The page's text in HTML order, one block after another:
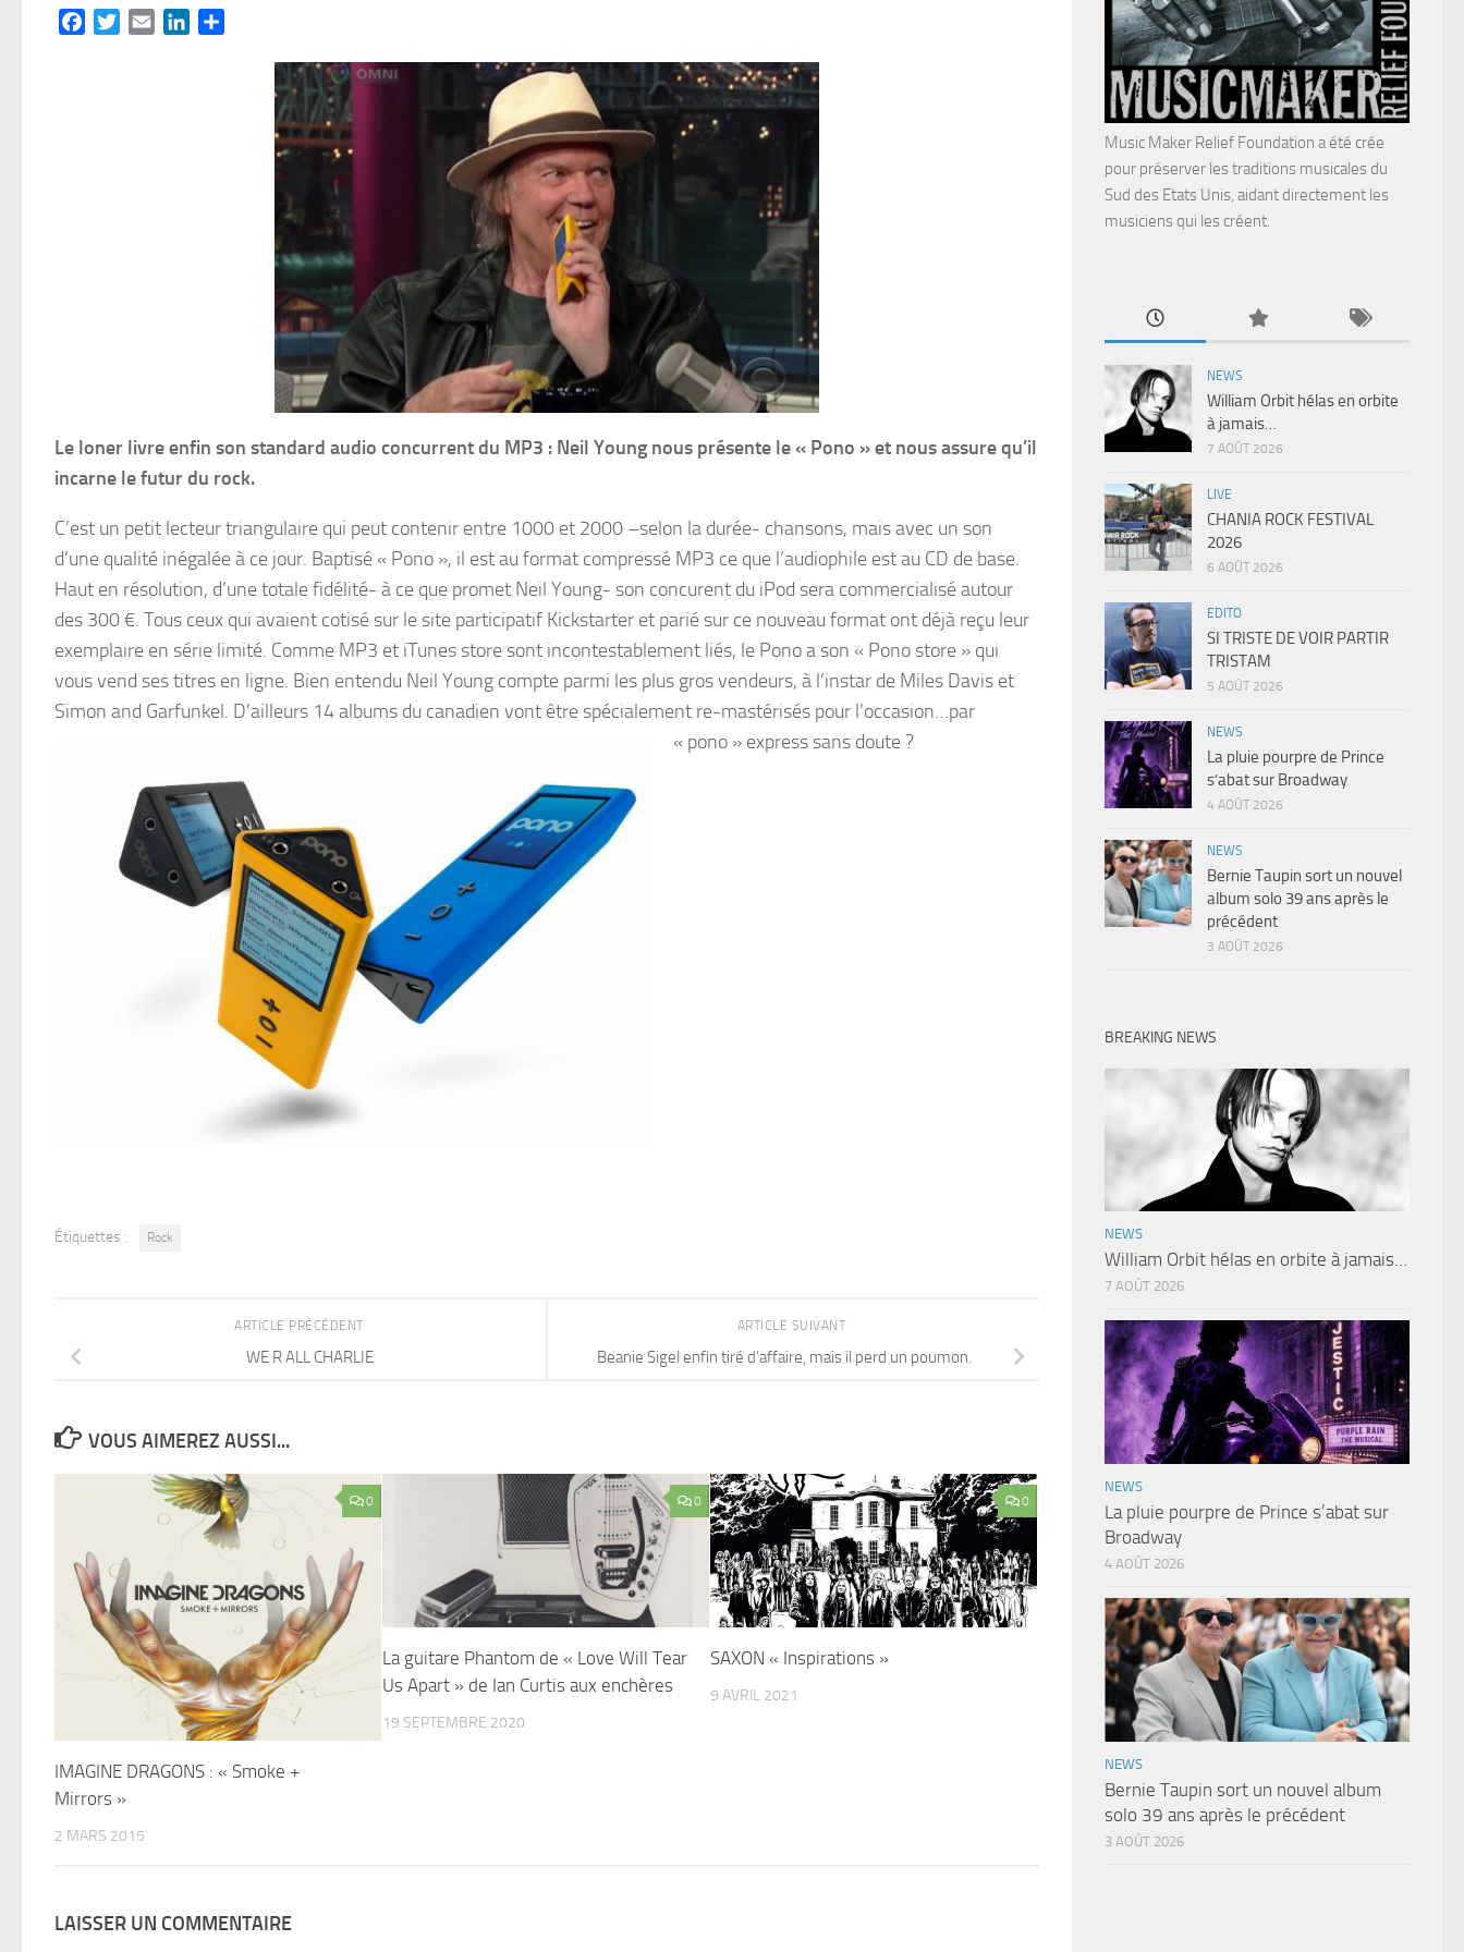
FacebookTwitterEmail LinkedIn
Le loner livre enfin son standard audio concurrent du MP3 : Neil Young nous présente le « Pono » et nous assure qu’il
incarne le futur du rock.
C’est un petit lecteur triangulaire qui peut contenir entre 1000 et 2000 –selon la durée- chansons, mais avec un son
d’une qualité inégalée à ce jour. Baptisé « Pono », il est au format compressé MP3 ce que l’audiophile est au CD de base.
Haut en résolution, d’une totale fidélité- à ce que promet Neil Young- son concurent du iPod sera commercialisé autour
des 300 €. Tous ceux qui avaient cotisé sur le site participatif Kickstarter et parié sur ce nouveau format ont déjà reçu leur
exemplaire en série limité. Comme MP3 et iTunes store sont incontestablement liés, le Pono a son « Pono store » qui
vous vend ses titres en ligne. Bien entendu Neil Young compte parmi les plus gros vendeurs, à l’instar de Miles Davis et
Simon and Garfunkel. D’ailleurs 14 albums du canadien vont être spécialement re-mastérisés pour l’occasion…par
« pono » express sans doute ?
Étiquettes : Rock
ARTICLE SUIVANT
Beanie Sigel enfin tiré d’affaire, mais il perd un poumon.
ARTICLE PRÉCÉDENT
WE R ALL CHARLIE
VOUS AIMEREZ AUSSI...
0
IMAGINE DRAGONS : « Smoke +
Mirrors »
2 MARS 2015
0
La guitare Phantom de « Love Will Tear
Us Apart » de Ian Curtis aux enchères
19 SEPTEMBRE 2020
0
SAXON « Inspirations »
9 AVRIL 2021
LAISSER UN COMMENTAIRE
Music Maker Relief Foundation a été crée
pour préserver les traditions musicales du
Sud des Etats Unis, aidant directement les
musiciens qui les créent.
NEWS
William Orbit hélas en orbite
à jamais…
7 AOÛT 2026
LIVE
CHANIA ROCK FESTIVAL
2026
6 AOÛT 2026
EDITO
SI TRISTE DE VOIR PARTIR
TRISTAM
5 AOÛT 2026
NEWS
La pluie pourpre de Prince
s’abat sur Broadway
4 AOÛT 2026
NEWS
Bernie Taupin sort un nouvel
album solo 39 ans après le
précédent
3 AOÛT 2026
BREAKING NEWS
NEWS
William Orbit hélas en orbite à jamais…
7 AOÛT 2026
NEWS
La pluie pourpre de Prince s’abat sur
Broadway
4 AOÛT 2026
NEWS
Bernie Taupin sort un nouvel album
solo 39 ans après le précédent
3 AOÛT 2026